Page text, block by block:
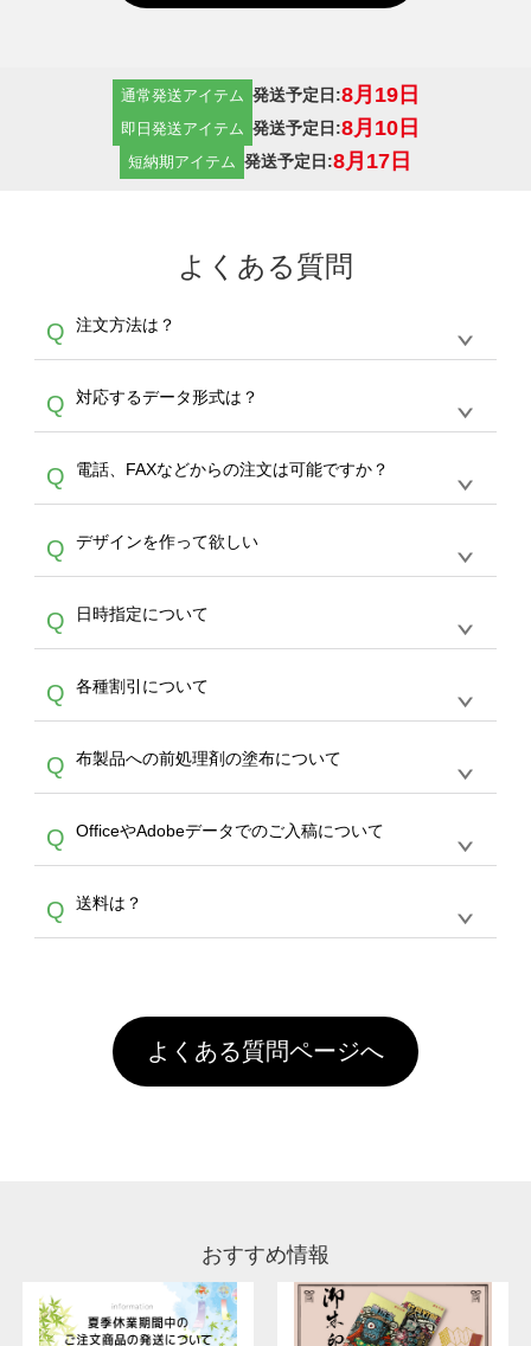
通常発送アイテム 発送予定日:8月19日
即日発送アイテム 発送予定日:8月10日
短納期アイテム 発送予定日:8月17日
よくある質問
Q 注文方法は？
A
生産にて承っております。デザインツールから
デザインの作成から決済まで完了できます。
30枚以上やシルク印刷など、大口注文の場合
は、サポートが担当するエコバッグコンシェル
やタンブラーコンシェルをご利用ください。製
作する数量が多ければ多いほど、オンデマンド
サービスよりも低価格で製作することが可能で
す。
Q 対応するデータ形式は？
A
ドできるデータ形式は、JPG / PNG / AI / PSD /
PDF 形式になります。データの最大サイズ
写真などもアップロード可能です。使用できな
い画像はエラーになります。（※ Illustratorか
らの直接入稿には対応していません。AIで保存
し、デザインツールからアップロードして下さ
い）
Q 電話、FAXなどからの注文は可能ですか？
A
文のみ受け付けております。30個以上のご製
作をお考えの方は、サポートが担当するエコバ
スをご利用頂ければ、電話やFAX、メールなど
でご注文が可能です。
Q デザインを作って欲しい
A
を作って欲しい。などの場合は、製作数量が
30個以上であれば、サポート担当が、デザイ
バッグコンシェル
サー
ビスをご利用ください。(※ 30個以下の場合
は、デザインツールをご利用ください)
Q 日時指定について
A
ん。発送後18時以降に配送業者・伝票番号を
メールでお知らせいたしますので、直接配送業
者にご連絡いただき調整をお願い致します。
Q 各種割引について
A
カート内で自動的に割引(最大50%)が適用され
ます。 【付与ポイント】購入金額の1％が1ポ
イントとして付与され、次回ご注文時に1ポイ
ント＝1円としてお使いいただけます。ポイン
トは発送完了の翌日に付与され、次回ご注文時
からご利用頂けます。ポイントの有効期限は一
年間です。【会員ランク】過去10カ月のご注
文回数により会員ランク割引(最大5%)が適用
頂いても、ログインがされていなければ、ラン
クにカウントがされません。
Q 布製品への前処理剤の塗布について
A
意点（前処理剤）】カラー生地（Tシャツのホ
ワイト、トートバッグのナチュラル、ホワイト
といって、プリントを定着させるための処理剤
を塗布しており、短納期・低価格で商品をお届
害な性質で、水洗いで落とすことが可能です。
お手数ですが、お客様ご自身にて着用前に落と
していただけますようお願いいたします。※1
通常注文・直送機能でのご注文に関わらず、前
Q OfficeやAdobeデータでのご入稿について
A
ません。いずれのデータも該当デザインのみ画
像(JPEG,PNG,GIF,PDF)に変換、またはAdobe
Q 送料は？
引」などによるお値引きで4,000円未満になる
場合は送料がかかりますので、ご注意くださ
い。
よくある質問ページへ
おすすめ情報